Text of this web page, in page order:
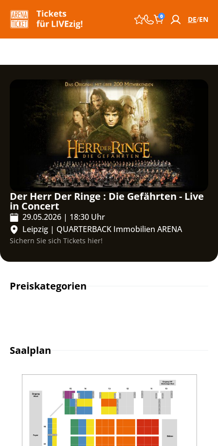
0 DE EN
Der Herr Der Ringe : Die Gefährten - Live
in Concert
29.05.2026 | 18:30 Uhr
Leipzig | QUARTERBACK Immobilien ARENA
Sichern Sie sich Tickets hier!
Preiskategorien
Saalplan